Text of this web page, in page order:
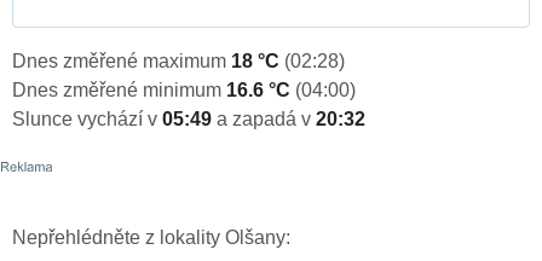
Dnes změřené maximum 18 °C (02:28)
Dnes změřené minimum 16.6 °C (04:00)
Slunce vychází v 05:49 a zapadá v 20:32
Nepřehlédněte z lokality Olšany: